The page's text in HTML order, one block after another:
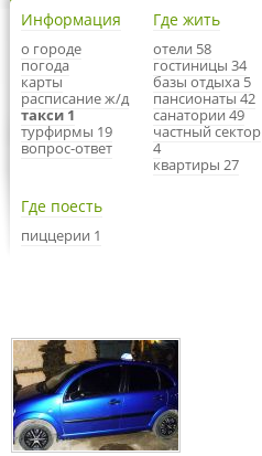
Информация
о городе
погода
карты
расписание ж/д
такси 1
турфирмы 19
вопрос-ответ
Где жить
отели 58
гостиницы 34
базы отдыха 5
пансионаты 42
санатории 49
частный сектор
4
квартиры 27
Где поесть
пиццерии 1